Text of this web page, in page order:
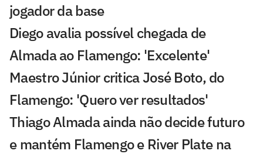
jogador da base
Diego avalia possível chegada de
Almada ao Flamengo: 'Excelente'
Maestro Júnior critica José Boto, do
Flamengo: 'Quero ver resultados'
Thiago Almada ainda não decide futuro
e mantém Flamengo e River Plate na